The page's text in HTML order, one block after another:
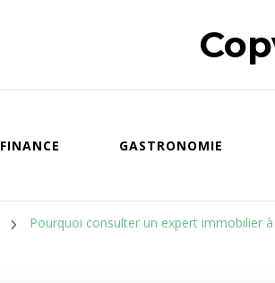
FINANCE GASTRONOMIE
Pourquoi consulter un expert immobilier